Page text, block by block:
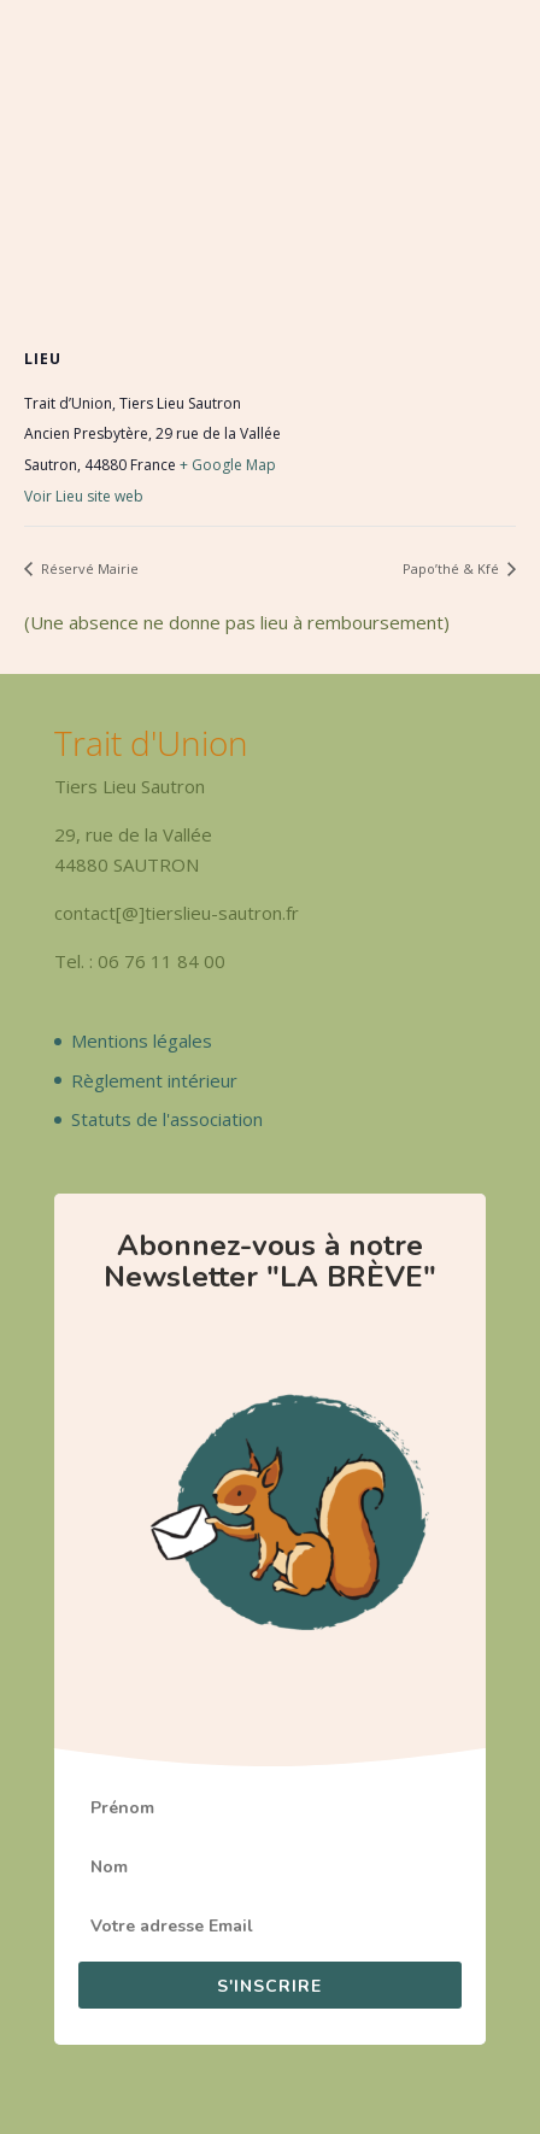
LIEU
Trait d’Union, Tiers Lieu Sautron
Ancien Presbytère, 29 rue de la Vallée
Sautron, 44880 France + Google Map
Voir Lieu site web
Réservé Mairie Papo’thé & Kfé
(Une absence ne donne pas lieu à remboursement)
Trait d'Union
Tiers Lieu Sautron
29, rue de la Vallée
44880 SAUTRON
contact[@]tierslieu-sautron.fr
Tel. : 06 76 11 84 00
Mentions légales
Règlement intérieur
Statuts de l'association
Abonnez-vous à notre
Newsletter "LA BRÈVE"
S'INSCRIRE